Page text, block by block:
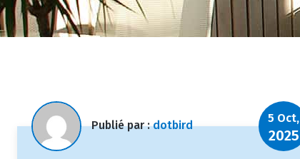
Publié par :dotbird
5 Oct,
2025